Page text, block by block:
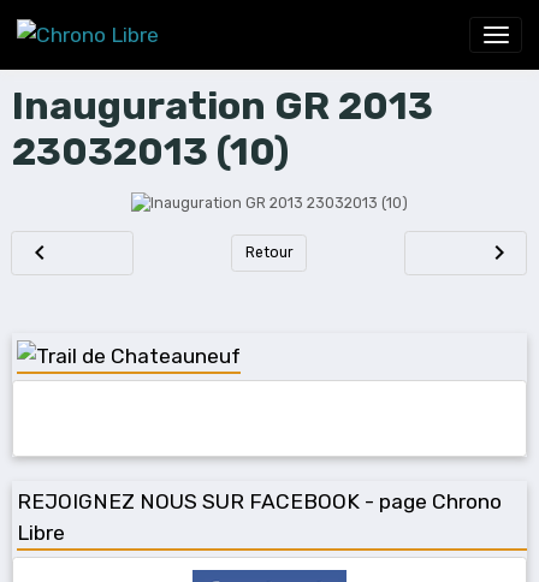
Inauguration GR 2013
23032013 (10)
Retour
REJOIGNEZ NOUS SUR FACEBOOK - page Chrono
Libre